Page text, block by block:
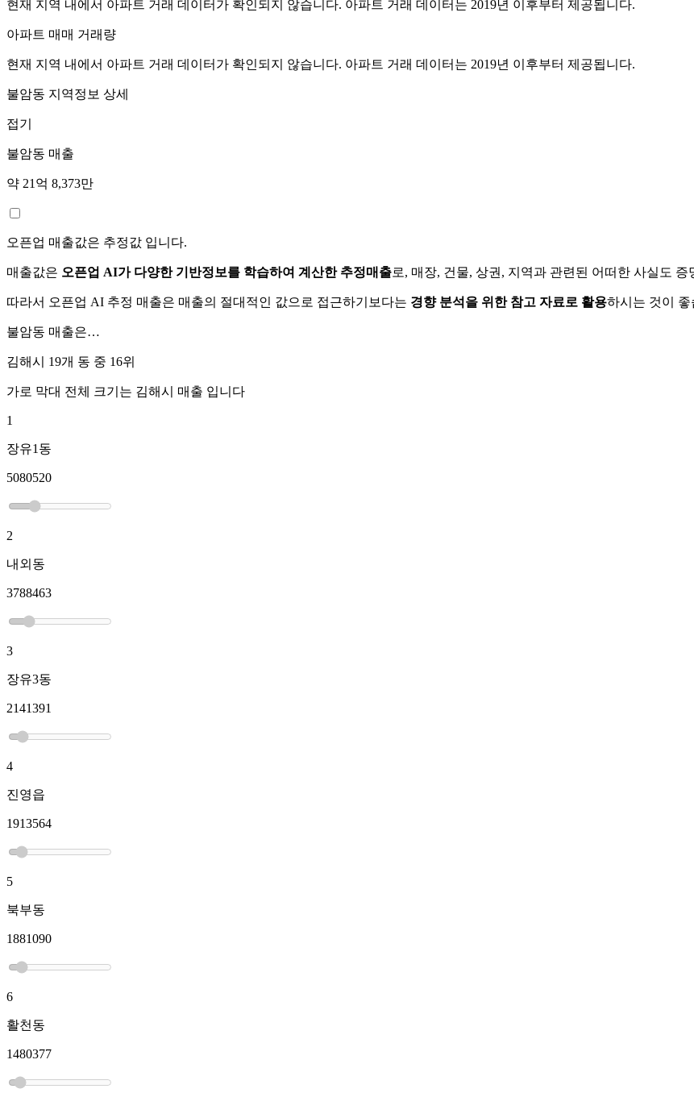
현재 지역 내에서 아파트 거래 데이터가 확인되지 않습니다. 아파트 거래 데이터는 2019년 이후부터 제공됩니다.
아파트 매매 거래량
현재 지역 내에서 아파트 거래 데이터가 확인되지 않습니다. 아파트 거래 데이터는 2019년 이후부터 제공됩니다.
불암동 지역정보 상세
접기
불암동 매출
약 21억 8,373만
오픈업 매출값은 추정값 입니다.
매출값은 오픈업 AI가 다양한 기반정보를 학습하여 계산한 추정매출로, 매장, 건물, 상권, 지역과 관련된 어떠한 사실도
따라서 오픈업 AI 추정 매출은 매출의 절대적인 값으로 접근하기보다는 경향 분석을 위한 참고 자료로 활용하시는 것이 좋
불암동 매출은…
김해시 19개 동 중 16위
가로 막대 전체 크기는 김해시 매출 입니다
1
장유1동
5080520
2
내외동
3788463
3
장유3동
2141391
4
진영읍
1913564
5
북부동
1881090
6
활천동
1480377